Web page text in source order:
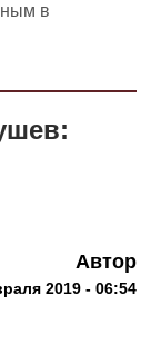
в
Автор
2019 - 06:54